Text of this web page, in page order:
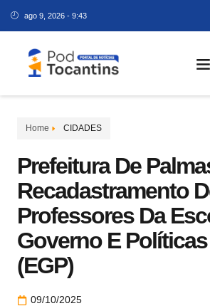
ago 9, 2026 - 9:43
Home CIDADES
Prefeitura De
Recadastramento
Professores Da
Governo E
(EGP)
09/10/2025